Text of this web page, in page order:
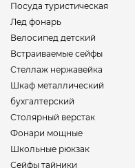
Посуда туристическая
Лед фонарь
Велосипед детский
Встраиваемые сейфы
Стеллаж нержавейка
Шкаф металлический
бухгалтерский
Столярный верстак
Фонари мощные
Школьные рюкзак
Сейфы тайники